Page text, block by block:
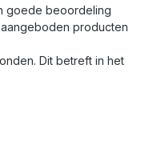
goede beoordeling
producten
Dit betreft in het